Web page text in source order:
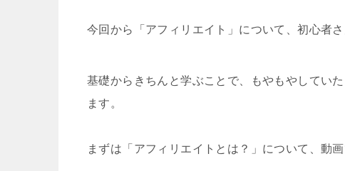
今回から「アフィリエイト」について、初心者
基礎からきちんと学ぶことで、もやもやしてい
ます。
まずは「アフィリエイトとは？」について、動